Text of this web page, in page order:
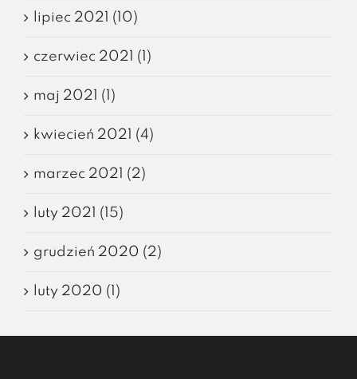
lipiec 2021 (10)
czerwiec 2021 (1)
maj 2021 (1)
kwiecień 2021 (4)
marzec 2021 (2)
luty 2021 (15)
grudzień 2020 (2)
luty 2020 (1)